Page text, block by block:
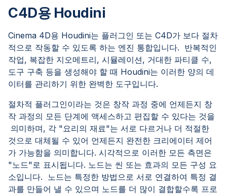
C4D용 Houdini
Cinema 4D용 Houdini는 플러그인 또는 C4D가 보다 절차
적으로 작동할 수 있도록 하는 엔진 통합입니다. 반복적인
작업, 복잡한 지오메트리, 시뮬레이션, 거대한 파티클 수,
도구 구축 등을 생성해야 할 때 Houdini는 이러한 양의 데
이터를 관리하기 위한 완벽한 도구입니다.
절차적 플러그인이라는 것은 창작 과정 중에 언제든지 창
작 과정의 모든 단계에 액세스하고 편집할 수 있다는 것을
의미하며, 각 "요리의 재료"는 서로 다르거나 더 적절한
것으로 대체될 수 있어 언제든지 완전한 크리에이터 제어
가 가능함을 의미합니다. 시각적으로 이러한 모든 측면은
"노드"로 표시됩니다. 노드는 씬 또는 효과의 모든 구성 요
소입니다. 노드는 특정한 방법으로 서로 연결하여 특정 결
과를 만들어 낼 수 있으며 노드를 더 많이 결합할수록 프로